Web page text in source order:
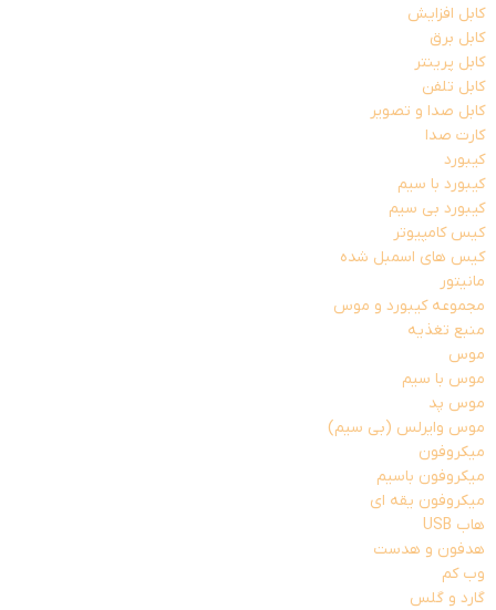
کابل افزایش
کابل برق
کابل پرینتر
کابل تلفن
کابل صدا و تصویر
کارت صدا
کیبورد
کیبورد با سیم
کیبورد بی سیم
کیس کامپیوتر
کیس های اسمبل شده
مانیتور
مجموعه کیبورد و موس
منبع تغذیه
موس
موس با سیم
موس پد
موس وایرلس (بی سیم)
میکروفون
میکروفون باسیم
میکروفون یقه ای
هاب USB
هدفون و هدست
وب کم
گارد و گلس